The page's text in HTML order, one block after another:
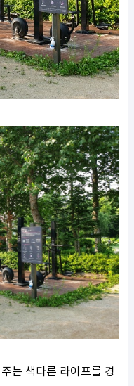
는 색다른 라이프를 경